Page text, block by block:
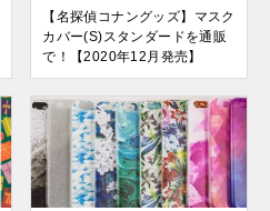
【名探偵コナングッズ】マスク
カバー(S)スタンダードを通販
で！【2020年12月発売】